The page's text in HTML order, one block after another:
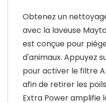
Obtenez un
avec la laveuse
est conçue pour
d'animaux. Appuyez
pour activer le filtre
afin de retirer les
Extra Power amplifie